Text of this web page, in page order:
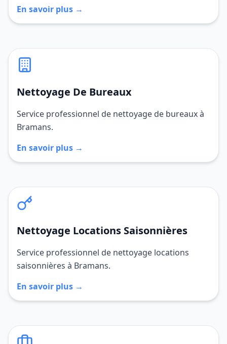
En savoir plus →
Nettoyage De Bureaux
Service professionnel de nettoyage de bureaux à
Bramans.
En savoir plus →
Nettoyage Locations Saisonnières
Service professionnel de nettoyage locations
saisonnières à Bramans.
En savoir plus →